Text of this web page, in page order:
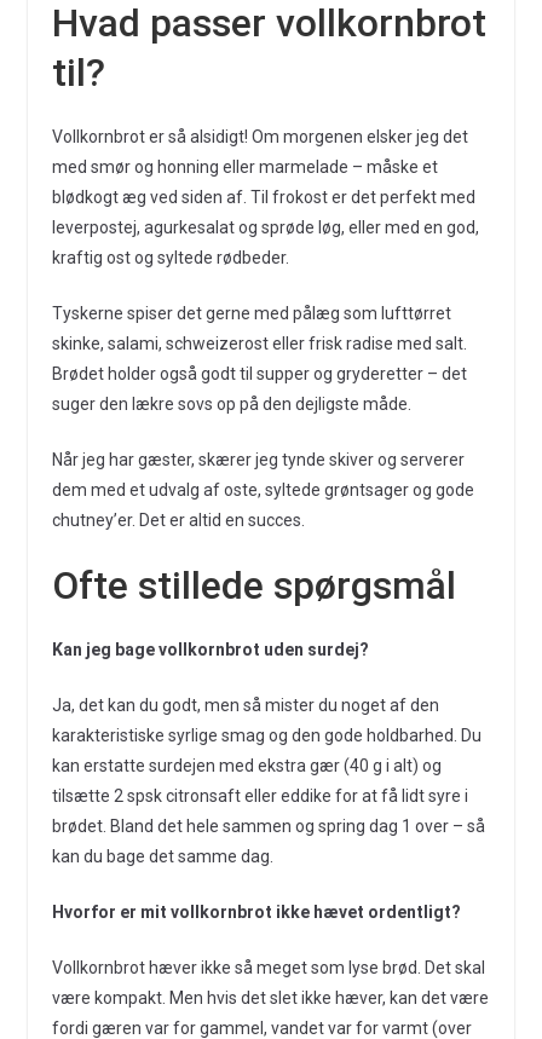
Hvad passer vollkornbrot
til?
Vollkornbrot er så alsidigt! Om morgenen elsker jeg det
med smør og honning eller marmelade – måske et
blødkogt æg ved siden af. Til frokost er det perfekt med
leverpostej, agurkesalat og sprøde løg, eller med en god,
kraftig ost og syltede rødbeder.
Tyskerne spiser det gerne med pålæg som lufttørret
skinke, salami, schweizerost eller frisk radise med salt.
Brødet holder også godt til supper og gryderetter – det
suger den lækre sovs op på den dejligste måde.
Når jeg har gæster, skærer jeg tynde skiver og serverer
dem med et udvalg af oste, syltede grøntsager og gode
chutney’er. Det er altid en succes.
Ofte stillede spørgsmål
Kan jeg bage vollkornbrot uden surdej?
Ja, det kan du godt, men så mister du noget af den
karakteristiske syrlige smag og den gode holdbarhed. Du
kan erstatte surdejen med ekstra gær (40 g i alt) og
tilsætte 2 spsk citronsaft eller eddike for at få lidt syre i
brødet. Bland det hele sammen og spring dag 1 over – så
kan du bage det samme dag.
Hvorfor er mit vollkornbrot ikke hævet ordentligt?
Vollkornbrot hæver ikke så meget som lyse brød. Det skal
være kompakt. Men hvis det slet ikke hæver, kan det være
fordi gæren var for gammel, vandet var for varmt (over